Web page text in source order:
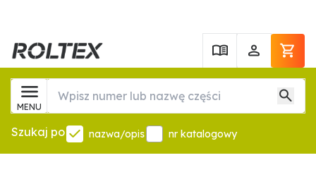
MENU
Szukaj po nazwa/opis nr katalogowy